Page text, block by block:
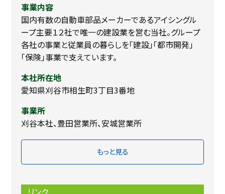
事業内容
国内有数の自動車部品メーカーであるアイシングル
ープ主要１２社で唯一の建設業を営む当社。グループ
各社の事業と従業員の暮らしを「建設」「都市開発」
「保険」事業で支えています。
本社所在地
愛知県刈谷市相生町3丁目3番地
事業所
刈谷本社、豊田営業所、安城営業所
もっと見る
リンク